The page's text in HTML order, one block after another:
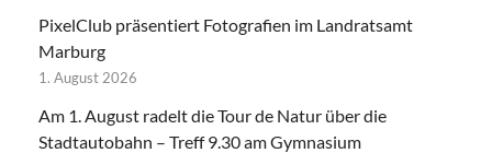
PixelClub präsentiert Fotografien im Landratsamt
Marburg
1. August 2026
Am 1. August radelt die Tour de Natur über die
Stadtautobahn – Treff 9.30 am Gymnasium